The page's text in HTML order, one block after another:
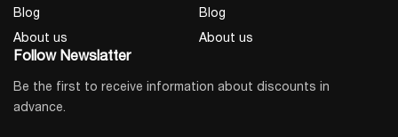
Blog
About us
Blog
About us
Follow Newslatter
Be the first to receive information about discounts in
advance.